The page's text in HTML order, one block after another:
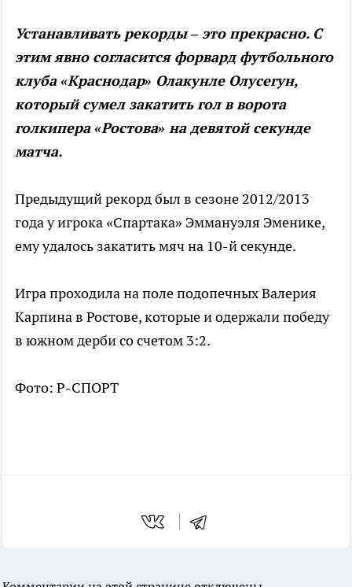
Устанавливать рекорды – это прекрасно. С
этим явно согласится форвард футбольного
клуба «Краснодар» Олакунле Олусегун,
который сумел закатить гол в ворота
голкипера «Ростова» на девятой секунде
матча.
Предыдущий рекорд был в сезоне 2012/2013
года у игрока «Спартака» Эммануэля Эменике,
ему удалось закатить мяч на 10-й секунде.
Игра проходила на поле подопечных Валерия
Карпина в Ростове, которые и одержали победу
в южном дерби со счетом 3:2.
Фото: Р-СПОРТ